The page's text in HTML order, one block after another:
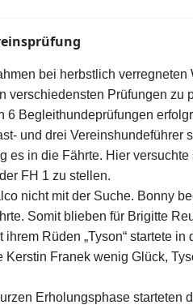
bei herbstlich
verschiedensten Prüfungen zu
6 Begleithundeprüfungen
und drei
es in die Fährte. Hier versuchte
FH 1 zu stellen.
nicht mit der Suche. Bonny
Somit blieben für Brigitte
ihrem Rüden „Tyson“ startete
Kerstin Franek wenig Glück,
Erholungsphase starteten